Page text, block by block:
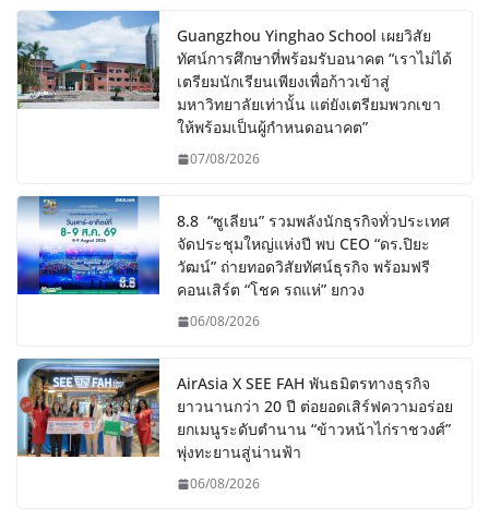
Guangzhou Yinghao School เผยวิสัย
ทัศน์การศึกษาที่พร้อมรับอนาคต “เราไม่ได้
เตรียมนักเรียนเพียงเพื่อก้าวเข้าสู่
มหาวิทยาลัยเท่านั้น แต่ยังเตรียมพวกเขา
ให้พร้อมเป็นผู้กำหนดอนาคต”
07/08/2026
8.8 “ซูเลียน” รวมพลังนักธุรกิจทั่วประเทศ
จัดประชุมใหญ่แห่งปี พบ CEO “ดร.ปิยะ
วัฒน์” ถ่ายทอดวิสัยทัศน์ธุรกิจ พร้อมฟรี
คอนเสิร์ต “โชค รถแห่” ยกวง
06/08/2026
AirAsia X SEE FAH พันธมิตรทางธุรกิจ
ยาวนานกว่า 20 ปี ต่อยอดเสิร์ฟความอร่อย
ยกเมนูระดับตำนาน “ข้าวหน้าไก่ราชวงศ์”
พุ่งทะยานสู่น่านฟ้า
06/08/2026